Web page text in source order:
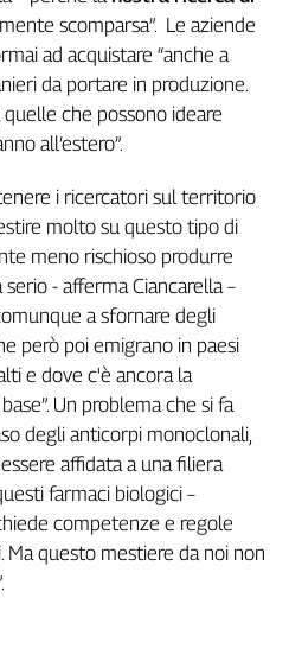
scomparsa”. Le aziende
ad acquistare “anche a
da portare in produzione.
che possono ideare
all’estero”.
i ricercatori sul territorio
molto su questo tipo di
meno rischioso produrre
serio - afferma Ciancarella –
a sfornare degli
però poi emigrano in paesi
e dove c'è ancora la
Un problema che si fa
degli anticorpi monoclonali,
affidata a una filiera
farmaci biologici –
competenze e regole
questo mestiere da noi non